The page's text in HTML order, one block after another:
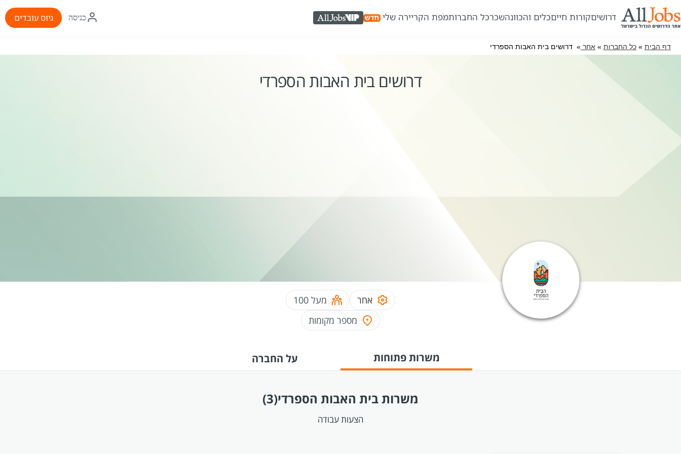
דרושיםקורות חייםכלים והכוונהשכרכל החברותמפת הקריירה שלי AllJobs VIP
איקון
התחברות
כניסה גיוס עובדים
דף הבית » כל החברות » אחר » דרושים בית האבות הספרדי
דרושים בית האבות הספרדי
אחר
מעל 100
מספר מקומות
משרות פתוחות על החברה
משרות בית האבות הספרדי(3)
הצעות עבודה